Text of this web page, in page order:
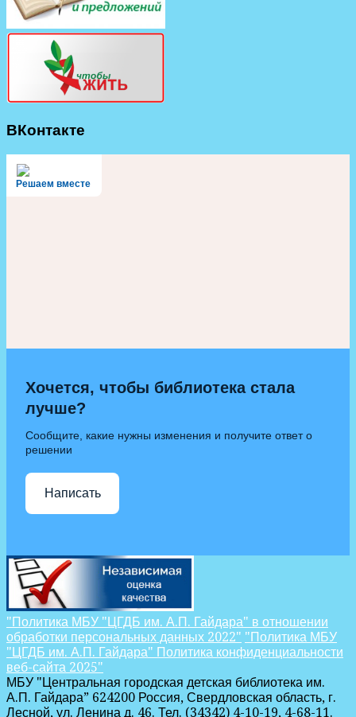
ВКонтакте
Решаем вместе
Хочется, чтобы библиотека стала
лучше?
Сообщите, какие нужны изменения и получите ответ о
решении
Написать
"Политика МБУ "ЦГДБ им. А.П. Гайдара" в отношении
обработки персональных данных 2022" "Политика МБУ
"ЦГДБ им. А.П. Гайдара" Политика конфиденциальности
веб-сайта 2025"
МБУ "Центральная городская детская библиотека им.
А.П. Гайдара” 624200 Россия, Свердловская область, г.
Лесной, ул. Ленина д. 46. Тел. (34342) 4-10-19, 4-68-11.